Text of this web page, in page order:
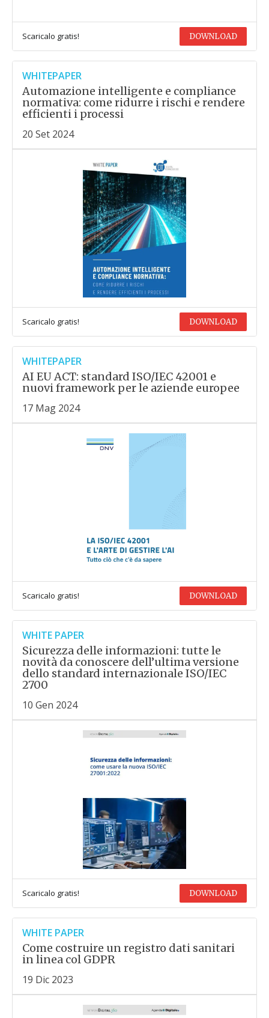
Scaricalo gratis! DOWNLOAD
WHITEPAPER
Automazione intelligente e compliance
normativa: come ridurre i rischi e rendere
efficienti i processi
20 Set 2024
Scaricalo gratis! DOWNLOAD
WHITEPAPER
AI EU ACT: standard ISO/IEC 42001 e
nuovi framework per le aziende europee
17 Mag 2024
Scaricalo gratis! DOWNLOAD
WHITE PAPER
Sicurezza delle informazioni: tutte le
novità da conoscere dell’ultima versione
dello standard internazionale ISO/IEC
2700
10 Gen 2024
Scaricalo gratis! DOWNLOAD
WHITE PAPER
Come costruire un registro dati sanitari
in linea col GDPR
19 Dic 2023